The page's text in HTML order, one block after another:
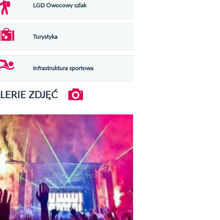
LGD Owocowy szlak
Turystyka
Infrastruktura sportowa
ZDJĘĆ